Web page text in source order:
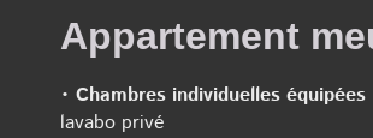
Appartement
•Chambres individuelles équipées
lavabo privé